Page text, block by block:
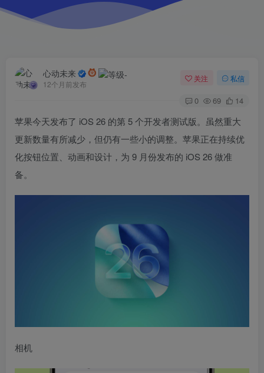
心动未来
12个月前发布
关注 私信
0 69 14
苹果今天发布了 iOS 26 的第 5 个开发者测试版。虽然重大
更新数量有所减少，但仍有一些小的调整。苹果正在持续优
化按钮位置、动画和设计，为 9 月份发布的 iOS 26 做准
备。
相机